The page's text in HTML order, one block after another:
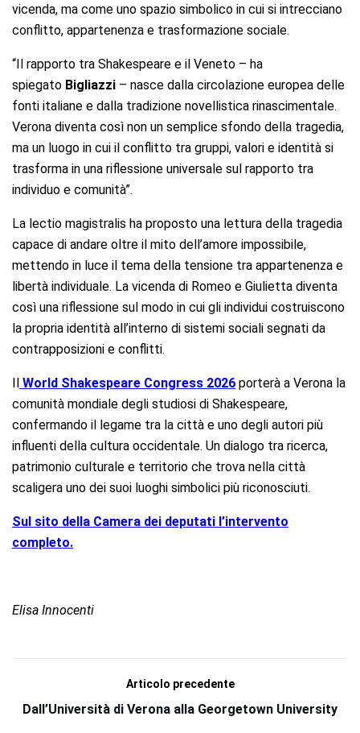
vicenda, ma come uno spazio simbolico in cui si intrecciano
conflitto, appartenenza e trasformazione sociale.
“Il rapporto tra Shakespeare e il Veneto – ha
spiegato Bigliazzi – nasce dalla circolazione europea delle
fonti italiane e dalla tradizione novellistica rinascimentale.
Verona diventa così non un semplice sfondo della tragedia,
ma un luogo in cui il conflitto tra gruppi, valori e identità si
trasforma in una riflessione universale sul rapporto tra
individuo e comunità”.
La lectio magistralis ha proposto una lettura della tragedia
capace di andare oltre il mito dell’amore impossibile,
mettendo in luce il tema della tensione tra appartenenza e
libertà individuale. La vicenda di Romeo e Giulietta diventa
così una riflessione sul modo in cui gli individui costruiscono
la propria identità all’interno di sistemi sociali segnati da
contrapposizioni e conflitti.
Il World Shakespeare Congress 2026 porterà a Verona la
comunità mondiale degli studiosi di Shakespeare,
confermando il legame tra la città e uno degli autori più
influenti della cultura occidentale. Un dialogo tra ricerca,
patrimonio culturale e territorio che trova nella città
scaligera uno dei suoi luoghi simbolici più riconosciuti.
Sul sito della Camera dei deputati l’intervento
completo.
Elisa Innocenti
Articolo precedente
Dall’Università di Verona alla Georgetown University